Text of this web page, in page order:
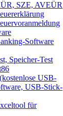
SZE, AVEÜR
Software
Speicher-Test
USB-
USB-Stick-
für